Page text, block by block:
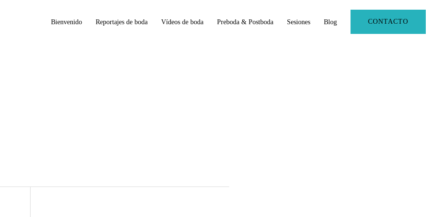
Bienvenido Reportajes de boda Vídeos de boda Preboda & Postboda Sesiones Blog CONTACTO